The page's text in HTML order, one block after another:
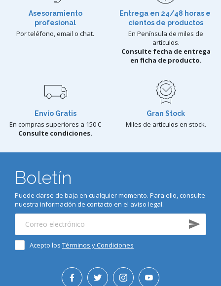
Asesoramiento
profesional
Por teléfono, email o chat.
Entrega en 24/48 horas e
cientos de productos
En Península de miles de
artículos.
Consulte fecha de entrega
en ficha de producto.
Envío Gratis
En compras superiores a 150 €
Consulte condiciones.
Gran Stock
Miles de artículos en stock.
Boletín
Puede darse de baja en cualquier momento. Para ello, consulte
nuestra información de contacto en el aviso legal.
Acepto los Términos y Condiciones